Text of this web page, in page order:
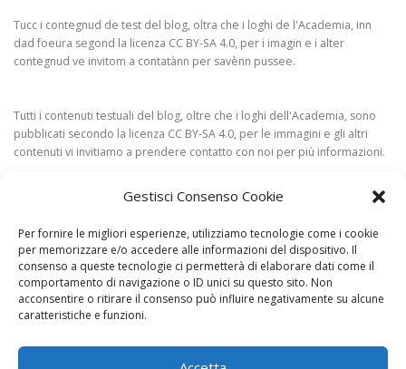
Gestisci Consenso Cookie
Per fornire le migliori esperienze, utilizziamo tecnologie come i cookie
per memorizzare e/o accedere alle informazioni del dispositivo. Il
consenso a queste tecnologie ci permetterà di elaborare dati come il
comportamento di navigazione o ID unici su questo sito. Non
acconsentire o ritirare il consenso può influire negativamente su alcune
caratteristiche e funzioni.
Tucc i contegnud de test del blog, oltra che i loghi de l'Academia, inn
dad foeura segond la licenza CC BY-SA 4.0, per i imagin e i alter
contegnud ve invitom a contatànn per savènn pussee.
Tutti i contenuti testuali del blog, oltre che i loghi dell'Academia, sono
pubblicati secondo la licenza CC BY-SA 4.0, per le immagini e gli altri
contenuti vi invitiamo a prendere contatto con noi per più informazioni.
CONTAT